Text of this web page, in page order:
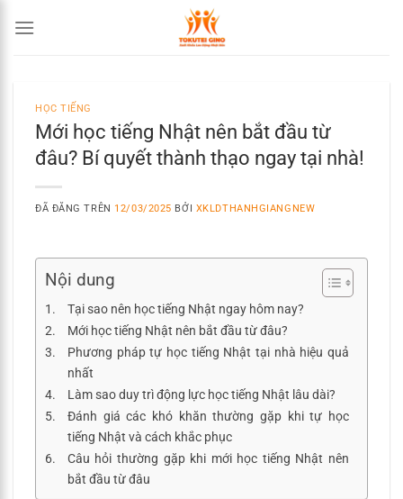
đến
HỌC TIẾNG
Mới học tiếng Nhật nên bắt đầu từ
đâu? Bí quyết thành thạo ngay tại nhà!
ĐÃ ĐĂNG TRÊN 12/03/2025 BỞI XKLDTHANHGIANGNEW
Nội dung
Tại sao nên học tiếng Nhật ngay hôm nay?
Mới học tiếng Nhật nên bắt đầu từ đâu?
Phương pháp tự học tiếng Nhật tại nhà hiệu quả
nhất
Làm sao duy trì động lực học tiếng Nhật lâu dài?
Đánh giá các khó khăn thường gặp khi tự học
tiếng Nhật và cách khắc phục
Câu hỏi thường gặp khi mới học tiếng Nhật nên
bắt đầu từ đâu